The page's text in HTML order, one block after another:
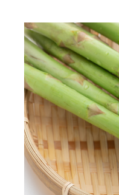
副業・
個人事
個人事